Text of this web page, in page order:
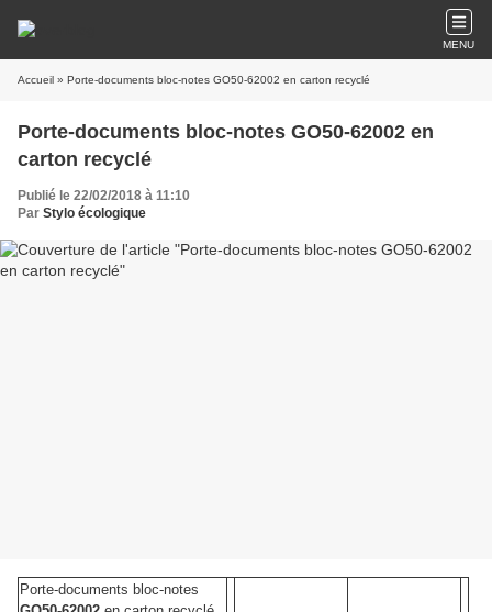
MENU
Accueil » Porte-documents bloc-notes GO50-62002 en carton recyclé
Porte-documents bloc-notes GO50-62002 en
carton recyclé
Publié le 22/02/2018 à 11:10
Par Stylo écologique
Porte-documents bloc-notes